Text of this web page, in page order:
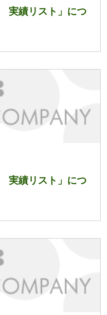
実績リスト」につ
ださい。
実績リスト」につ
ださい。